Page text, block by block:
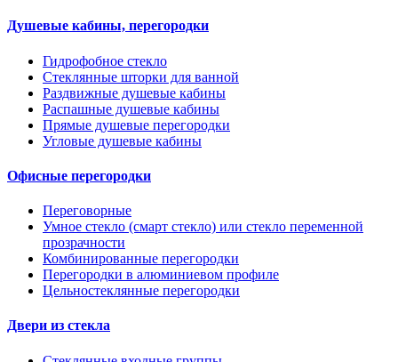
Душевые кабины, перегородки
Гидрофобное стекло
Стеклянные шторки для ванной
Раздвижные душевые кабины
Распашные душевые кабины
Прямые душевые перегородки
Угловые душевые кабины
Офисные перегородки
Переговорные
Умное стекло (смарт стекло) или стекло переменной
прозрачности
Комбинированные перегородки
Перегородки в алюминиевом профиле
Цельностеклянные перегородки
Двери из стекла